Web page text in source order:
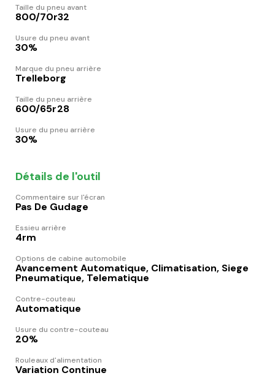
Taille du pneu avant
800/70r32
Usure du pneu avant
30%
Marque du pneu arrière
Trelleborg
Taille du pneu arrière
600/65r28
Usure du pneu arrière
30%
Détails de l'outil
Commentaire sur l'écran
Pas De Gudage
Essieu arrière
4rm
Options de cabine automobile
Avancement Automatique, Climatisation, Siege
Pneumatique, Telematique
Contre-couteau
Automatique
Usure du contre-couteau
20%
Rouleaux d'alimentation
Variation Continue